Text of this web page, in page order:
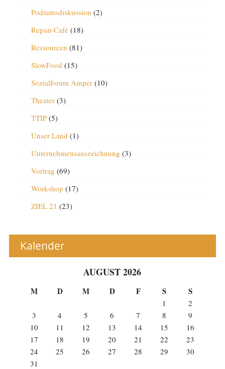
Podiumsdiskussion (2)
Repair-Café(18)
Ressourcen (81)
SlowFood (15)
Sozialforum Amper(10)
Theater(3)
TTIP(5)
Unser Land (1)
Unternehmensauszeichnung (3)
Vortrag (69)
Workshop (17)
ZIEL 21 (23)
Kalender
AUGUST 2026
M D M D F S S
1
2
3
4 5 6 7 8
9
10
11 12 13 14 15
16
17
18 19 20 21 22
23
24
25 26 27 28 29
30
31